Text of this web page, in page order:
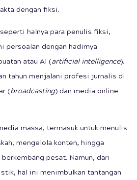
dengan fiksi.
halnya para penulis fiksi,
persoalan dengan hadirnya
atau AI (artificial intelligence).
tahun menjalani profesi jurnalis di
(broadcasting) dan media online
massa, termasuk untuk menulis
mengelola konten, hingga
pesat. Namun, dari
hal ini menimbulkan tantangan